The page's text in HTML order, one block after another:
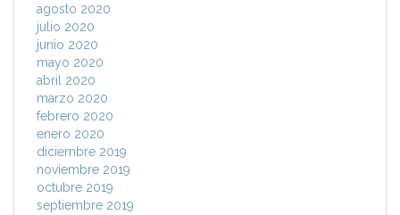
agosto 2020
julio 2020
junio 2020
mayo 2020
abril 2020
marzo 2020
febrero 2020
enero 2020
diciembre 2019
noviembre 2019
octubre 2019
septiembre 2019